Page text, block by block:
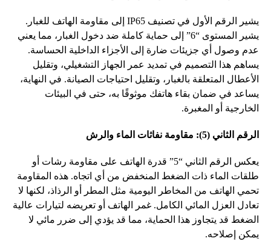
يشير الرقم الأول في تصنيف إلى مقاومة الهاتف للغبار .
يشير
المستوى “6” إلى حماية كاملة ضد دخول الغبار، مما يعني
عدم وصول أي جزيئات ضارة إلى الأجزاء الداخلية الحساسة.
يساهم هذا التصميم في تمديد عمر الجهاز التشغيلي، وتقليل
الأعطال المتعلقة بالغبار، وتقليل احتياجات الصيانة. في النهاية،
يساعد في ضمان بقاء هاتفك موثوقًا به، حتى في البيئات
الخارجية أو المغبرة.
الرقم الثاني (5): مقاومة نفاثات الماء والرش
يعكس الرقم الثاني “5” قدرة الهاتف على مقاومة رشات أو
طلقات الماء ذات الضغط المنخفض من أي اتجاه. هذه المقاومة
تحمي الهاتف من المخاطر اليومية مثل المطر أو الرذاذ، لكنها لا
تعادل العزل المائي الكامل. غمر الهاتف أو تعريضه لتيارات عالية
الضغط قد يتجاوز هذا الحماية، مما قد يؤدي إلى ضرر مائي لا
يمكن إصلاحه.